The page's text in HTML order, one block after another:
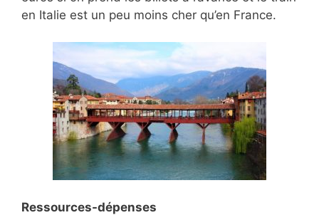
en Italie est un peu moins cher qu’en France.
Ressources-dépenses